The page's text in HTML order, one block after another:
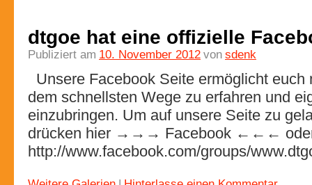
dtgoe hat eine offizielle
Publiziert am 10. November 2012 von sdenk
Unsere Facebook Seite ermöglicht euch
dem schnellsten Wege zu erfahren und
einzubringen. Um auf unsere Seite zu
drücken hier →→→ Facebook ←←←
http://www.facebook.com/groups/